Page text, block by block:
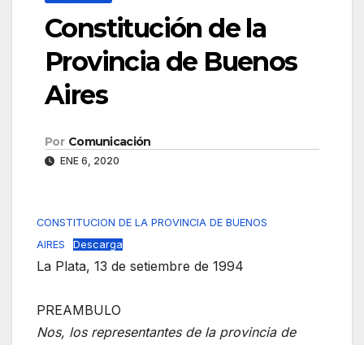
Constitución de la
Provincia de Buenos
Aires
Por Comunicación
ENE 6, 2020
CONSTITUCION DE LA PROVINCIA DE BUENOS
AIRES
Descarga
La Plata, 13 de setiembre de 1994
PREAMBULO
Nos, los representantes de la provincia de